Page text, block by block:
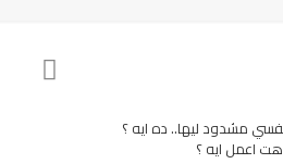
مشدود ليها.. ده ايه ؟
اعمل ايه ؟